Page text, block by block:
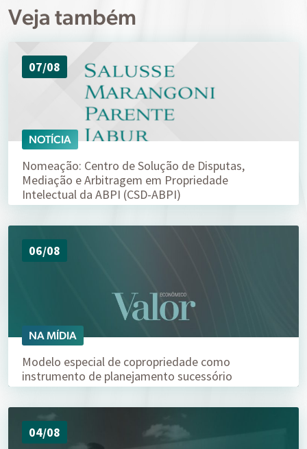
Veja também
07/08
NOTÍCIA
Nomeação: Centro de Solução de Disputas,
Mediação e Arbitragem em Propriedade
Intelectual da ABPI (CSD-ABPI)
06/08
NA MÍDIA
Modelo especial de copropriedade como
instrumento de planejamento sucessório
04/08